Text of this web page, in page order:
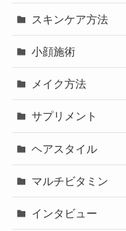
スキンケア方法
小顔施術
メイク方法
サプリメント
ヘアスタイル
マルチビタミン
インタビュー